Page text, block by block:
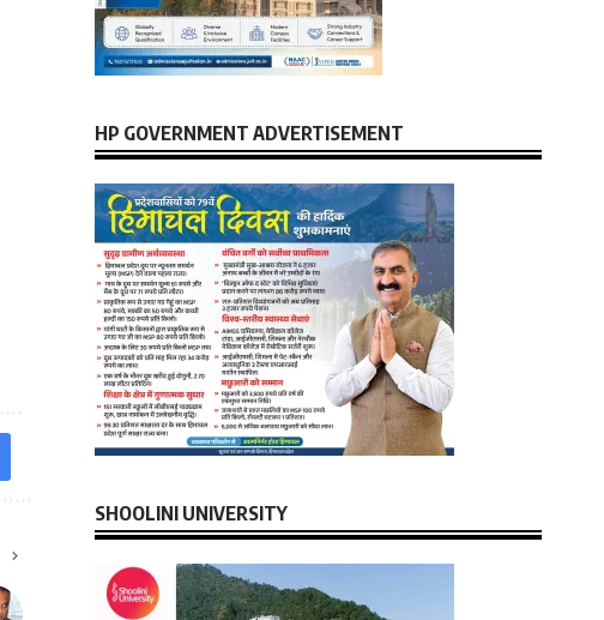
HP GOVERNMENT ADVERTISEMENT
SHOOLINI UNIVERSITY